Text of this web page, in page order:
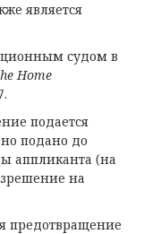
является
судом в
Home
подается
подано до
аппликанта (на
на
предотвращение